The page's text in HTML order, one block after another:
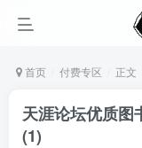
首页 付费专区 正文
天涯论坛优质图
(1)